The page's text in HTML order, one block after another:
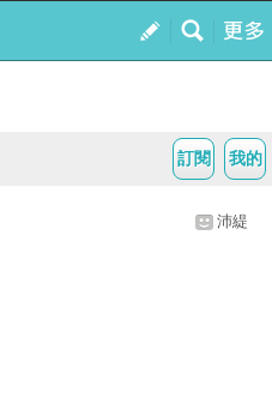
我的
訂閱
沛緹